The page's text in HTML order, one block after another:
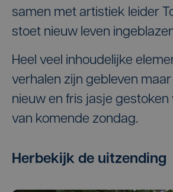
samen met artistiek leider
stoet nieuw leven
Heel veel inhoudelijke
verhalen zijn gebleven maar
nieuw en fris jasje gestoken
van komende zondag.
Herbekijk de uitzending